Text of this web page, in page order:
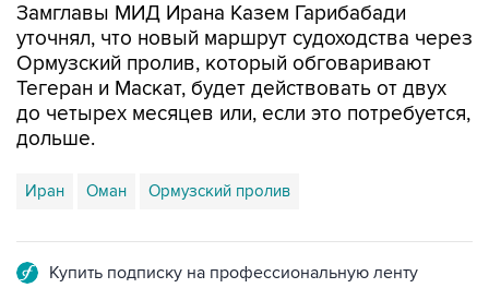
Замглавы МИД Ирана Казем Гарибабади
уточнял, что новый маршрут судоходства через
Ормузский пролив, который обговаривают
Тегеран и Маскат, будет действовать от двух
до четырех месяцев или, если это потребуется,
дольше.
Иран Оман Ормузский пролив
Купить подписку на профессиональную ленту